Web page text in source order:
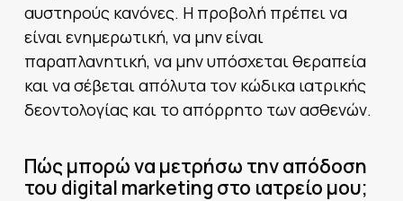
αυστηρούς κανόνες. Η προβολή πρέπει να
είναι ενημερωτική, να μην είναι
παραπλανητική, να μην υπόσχεται θεραπεία
και να σέβεται απόλυτα τον κώδικα ιατρικής
δεοντολογίας και το απόρρητο των ασθενών.
Πώς μπορώ να μετρήσω την απόδοση
του digital marketing στο ιατρείο μου;